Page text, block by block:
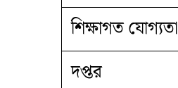
শিক্ষাগত যোগ্যতা
দপ্তর